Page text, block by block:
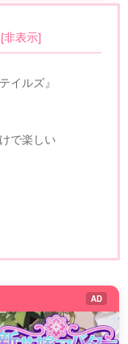
[非表示]
イルズ』
で楽しい
AD